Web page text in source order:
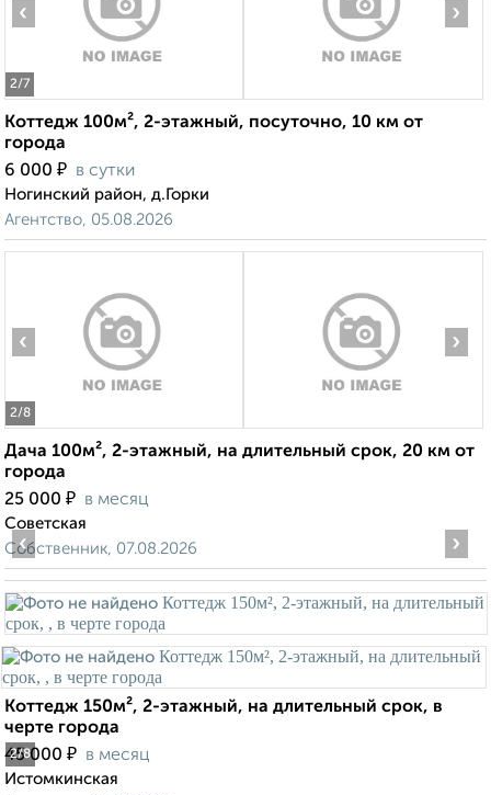
2/7
‹ ›
Коттедж 100м², 2-этажный, посуточно, 10 км от
города
6 000 ₽ в сутки
Ногинский район, д.Горки
Агентство, 05.08.2026
2/8
‹ ›
Дача 100м², 2-этажный, на длительный срок, 20 км от
города
25 000 ₽ в месяц
Советская
Собственник, 07.08.2026
2/8
‹ ›
Коттедж 150м², 2-этажный, на длительный срок, в
черте города
45 000 ₽ в месяц
Истомкинская